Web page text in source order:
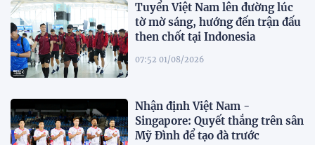
Tuyển Việt Nam lên đường lúc
tờ mờ sáng, hướng đến trận đấu
then chốt tại Indonesia
07:52 01/08/2026
Nhận định Việt Nam -
Singapore: Quyết thắng trên sân
Mỹ Đình để tạo đà trước